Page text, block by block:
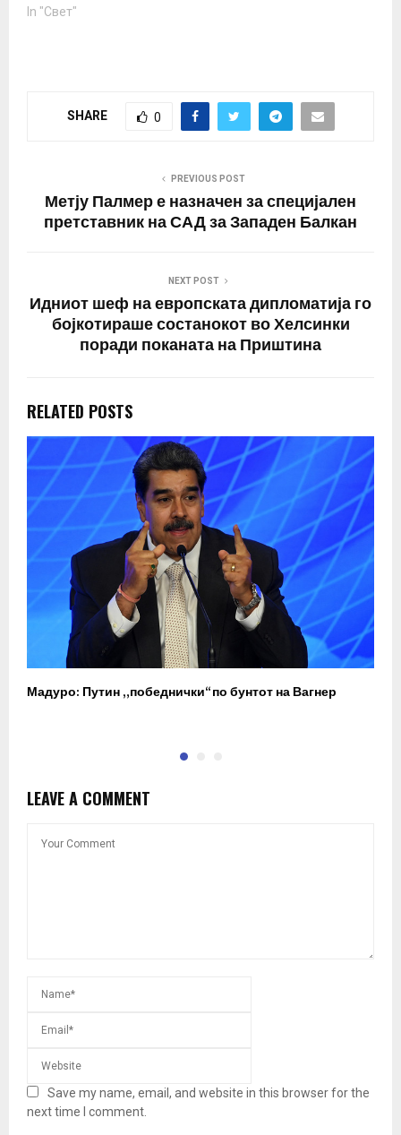
In "Свет"
SHARE 0
PREVIOUS POST
Метју Палмер е назначен за специјален
претставник на САД за Западен Балкан
NEXT POST
Идниот шеф на европската дипломатија го
бојкотираше состанокот во Хелсинки
поради поканата на Приштина
RELATED POSTS
Мадуро: Путин „победнички“ по бунтот на Вагнер
LEAVE A COMMENT
Save my name, email, and website in this browser for the
next time I comment.